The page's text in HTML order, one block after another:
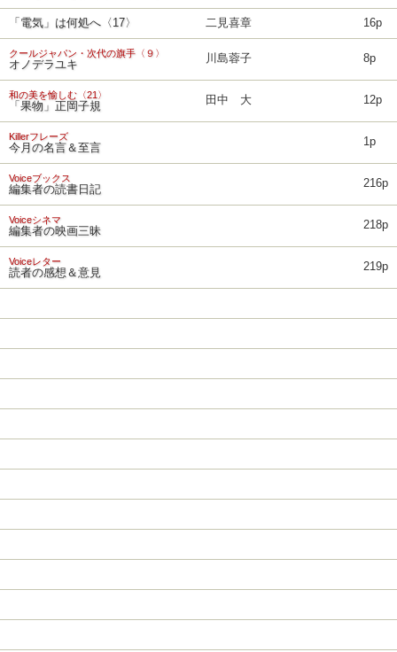
「電気」は何処へ〈17〉 二見喜章 16p
クールジャパン・次代の旗手〈９〉
オノデラユキ 川島蓉子 8p
和の美を愉しむ〈21〉
「果物」正岡子規 田中 大 12p
Killerフレーズ
今月の名言＆至言 1p
Voiceブックス
編集者の読書日記 216p
Voiceシネマ
編集者の映画三昧 218p
Voiceレター
読者の感想＆意見 219p